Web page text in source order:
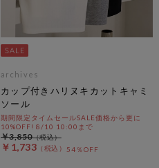
archives
カップ付きハリヌキカットキャミ
ソール
期間限定タイムセールSALE価格から更に
10%OFF! 8/10 10:00まで
￥1,733 54％OFF
￥3,850